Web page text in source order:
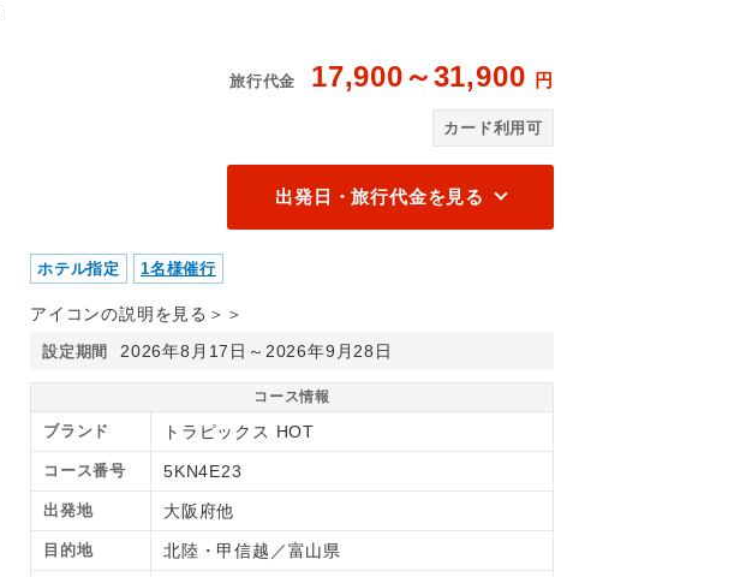
旅行代金 17,900～31,900 円
カード利用可
出発日・旅行代金を見る
ホテル指定 1名様催行
アイコンの説明を見る＞＞
設定期間 2026年8月17日～2026年9月28日
コース情報
ブランド トラピックス HOT
コース番号 5KN4E23
出発地 大阪府他
目的地 北陸・甲信越／富山県